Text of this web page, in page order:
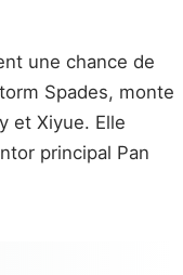
une chance de
Spades, monte
et Xiyue. Elle
principal Pan